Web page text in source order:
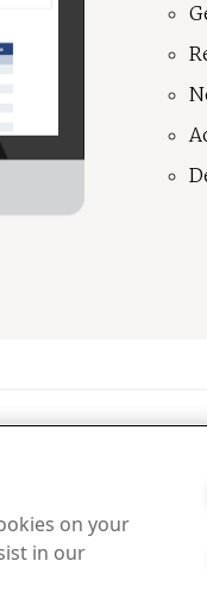
PHARMASTAT®
on your
in our